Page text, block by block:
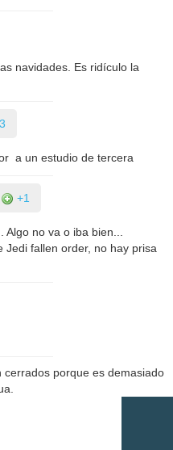
navidades. Es ridículo la
a un estudio de tercera
+1
no va o iba bien...
Jedi fallen order, no hay prisa
porque es demasiado